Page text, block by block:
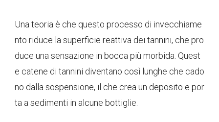
Una teoria è che questo processo di invecchiame
nto riduce la superficie reattiva dei tannini, che pro
duce una sensazione in bocca più morbida. Quest
e catene di tannini diventano così lunghe che cado
no dalla sospensione, il che crea un deposito e por
ta a sedimenti in alcune bottiglie.